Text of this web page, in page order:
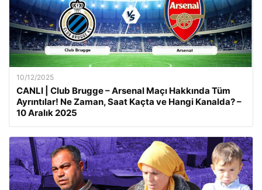
10/12/2025
CANLI | Club Brugge – Arsenal Maçı Hakkında Tüm
Ayrıntılar! Ne Zaman, Saat Kaçta ve Hangi Kanalda? –
10 Aralık 2025